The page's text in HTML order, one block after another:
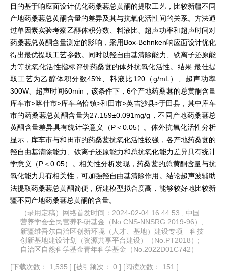
目的基于响应面设计优化药桑葚总黄酮的提取工艺，比较新疆不同
产地药桑葚总黄酮含量的差异及其与抗氧化活性间的关系。方法通
过单因素实验考察乙醇体积分数、料液比、超声功率和超声时间对
药桑葚总黄酮含量测定的影响，采用Box-Behnken响应面设计优化
得出最优提取工艺参数。同时以羟自由基清除能力、铁离子还原能
力等抗氧化活性指标评价药桑葚的体外抗氧化活性。结果 最佳提
取工艺为乙醇体积分数45%、料液比120（g/mL）、超声功率
300W、超声时间60min，该条件下，6个产地药桑葚的总黄酮含量
库车市>喀什市>库车乌恰镇>和田市>英吉沙县>于田县，其中库车
市的药桑葚总黄酮含量为27.159±0.091mg/g，不同产地药桑葚总
黄酮含量差异具有统计学意义（P＜0.05）。体外抗氧化活性分析
显示，库车市与和田市的药桑葚抗氧化活性较强，各产地药桑葚的
羟自由基清除能力、铁离子还原能力和总抗氧化能力差异具有统计
学意义（P＜0.05）。相关性分析发现，药桑葚的总黄酮含量与抗
氧化能力具有相关性，可加强羟自由基清除作用。结论超声波辅助
法提取药桑葚总黄酮简便，所建模型拟合度高，能够较好地比较新
疆不同产地药桑葚总黄酮的含量。
（录用定稿）网络首发时间：2024-02-04 16:44:53 ; 中国
营养学会全民营养科研基金（No.CNS-NNSRG 2019-96）;
新疆维吾尔自治区创新环境（人才、基地）建设专项—科技
创新基地建设计划（资源共享平台建设）（No.PT2018）;
自治区自然科学基金青年科学基金（No.2022D01C742）
[下载次数： 1,535 ] [被引频次： 0 ] [阅读次数： 151 ]